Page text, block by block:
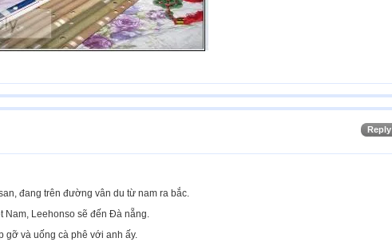
Reply
đang trên đường vân du từ nam ra bắc.
Nam, Leehonso sẽ đến Đà nẵng.
gỡ và uống cà phê với anh ấy.